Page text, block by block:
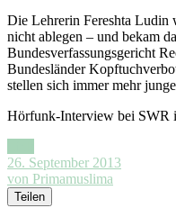
Die Lehrerin Fereshta
nicht ablegen – und bekam
Bundesverfassungsgericht
Bundesländer
stellen sich immer mehr
Hörfunk-Interview bei SWR
26. September 2013
von Primamuslima
Teilen